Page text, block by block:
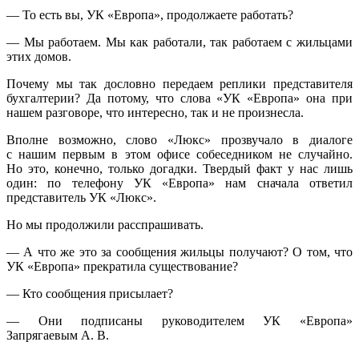
— То есть вы, УК «Европа», продолжаете работать?
— Мы работаем. Мы как работали, так работаем с жильцами
этих домов.
Почему мы так дословно передаем реплики представителя
бухгалтерии? Да потому, что слова «УК «Европа» она при
нашем разговоре, что интересно, так и не произнесла.
Вполне возможно, слово «Люкс» прозвучало в диалоге
с нашим первым в этом офисе собеседником не случайно.
Но это, конечно, только догадки. Твердый факт у нас лишь
один: по телефону УК «Европа» нам сначала ответил
представитель УК «Люкс».
Но мы продолжили расспрашивать.
— А что же это за сообщения жильцы получают? О том, что
УК «Европа» прекратила существование?
— Кто сообщения присылает?
— Они подписаны руководителем УК «Европа»
Запрягаевым А. В.